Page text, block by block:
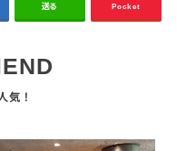
送る Pocket